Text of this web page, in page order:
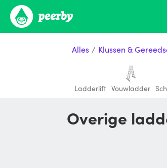
Alles / Klussen &
Ladderlift Vouwladder
Overige